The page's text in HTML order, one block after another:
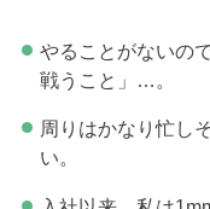
やることがないの
戦うこと」…。
周りはかなり忙し
い。